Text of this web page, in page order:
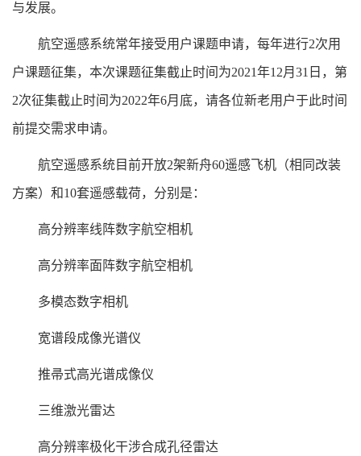
与发展。
航空遥感系统常年接受用户课题申请，每年进行2次用
户课题征集，本次课题征集截止时间为2021年12月 31 日，第
2次征集截止时间为2022年6月底，请各位新老用户于此时间
前提交需求申请。
航空遥感系统目前开放2架新舟60遥感飞机（相同改装
方案）和10套遥感载荷，分别是：
高分辨率线阵数字航空相机
高分辨率面阵数字航空相机
多模态数字相机
宽谱段成像光谱仪
推帚式高光谱成像仪
三维激光雷达
高分辨率极化干涉合成孔径雷达